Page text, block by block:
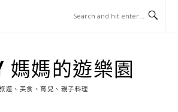
媽媽的遊樂園
遊、美食、育兒、親子料理